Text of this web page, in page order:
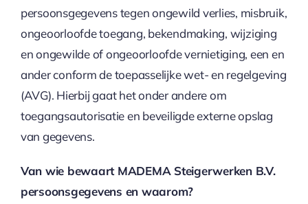
persoonsgegevens tegen ongewild verlies, misbruik,
ongeoorloofde toegang, bekendmaking, wijziging
en ongewilde of ongeoorloofde vernietiging, een en
ander conform de toepasselijke wet- en regelgeving
(AVG). Hierbij gaat het onder andere om
toegangsautorisatie en beveiligde externe opslag
van gegevens.
Van wie bewaart MADEMA Steigerwerken B.V.
persoonsgegevens en waarom?